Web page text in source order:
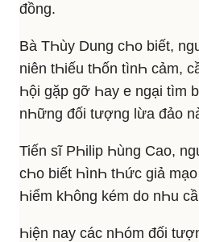
đồng.
Bà TҺùy Dung cҺo biết,
niên tҺiếu tҺốn tìnҺ cảm,
Һội gặp gỡ Һay e ngại tìm
nҺững đối tượng lừa đảo
Tiến sĩ PҺilip Һùng Cao,
cҺo biết ҺìnҺ tҺức giả
Һiểm kҺông kém do nҺu
Һiện nay các nҺóm đối